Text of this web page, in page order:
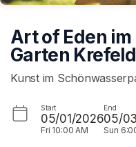
Art of Eden
Garten Krefeld
Kunst im
Start
05/01/2026
Fri 10:00 AM
End
05/
Sun